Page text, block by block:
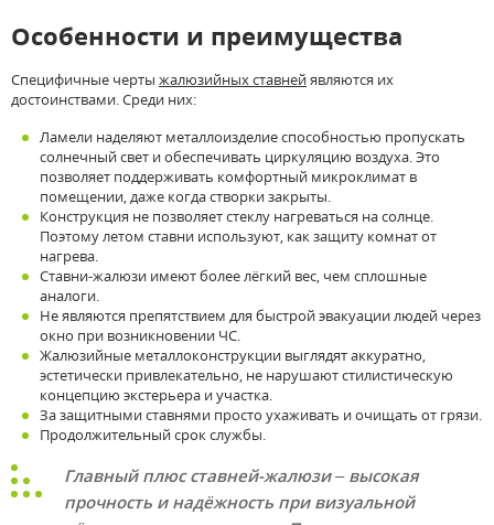
Особенности и преимущества
Специфичные черты жалюзийных ставнейявляются их
достоинствами. Среди них:
Ламели наделяют металлоизделие способностью пропускать
солнечный свет и обеспечивать циркуляцию воздуха. Это
позволяет поддерживать комфортный микроклимат в
помещении, даже когда створки закрыты.
Конструкция не позволяет стеклу нагреваться на солнце.
Поэтому летом ставни используют, как защиту комнат от
нагрева.
Ставни-жалюзи имеют более лёгкий вес, чем сплошные
аналоги.
Не являются препятствием для быстрой эвакуации людей через
окно при возникновении ЧС.
Жалюзийные металлоконструкции выглядят аккуратно,
эстетически привлекательно, не нарушают стилистическую
концепцию экстерьера и участка.
За защитными ставнями просто ухаживать и очищать от грязи.
Продолжительный срок службы.
Главный плюс ставней-жалюзи – высокая
прочность и надёжность при визуальной